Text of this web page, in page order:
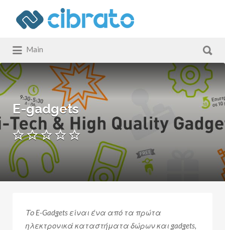
Αναζήτηση
για:
Main
για:
E-gadgets
Το E-Gadgets είναι ένα από τα πρώτα
ηλεκτρονικά καταστήματα δώρων και gadgets,